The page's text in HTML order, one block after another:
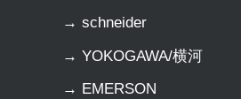
→ schneider
→ YOKOGAWA/横河
→ EMERSON